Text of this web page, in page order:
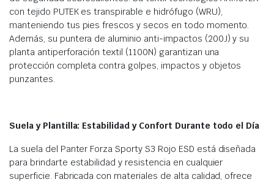
con tejido PUTEK es transpirable e hidrófugo (WRU),
manteniendo tus pies frescos y secos en todo momento.
Además, su puntera de aluminio anti-impactos (200J) y su
planta antiperforación textil (1100N) garantizan una
protección completa contra golpes, impactos y objetos
punzantes.
Suela y Plantilla: Estabilidad y Confort Durante todo el Día
La suela del Panter Forza Sporty S3 Rojo ESD está diseñada
para brindarte estabilidad y resistencia en cualquier
superficie. Fabricada con materiales de alta calidad, ofrece